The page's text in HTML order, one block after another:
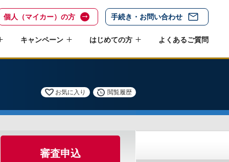
個人（マイカー）の方 手続き・お問い合わせ
キャンペーン はじめての方 よくあるご質問
お気に入り 閲覧履歴
審査申込